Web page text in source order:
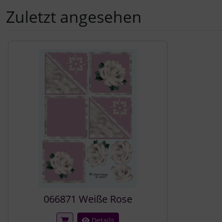
Zuletzt angesehen
066871 Weiße Rose